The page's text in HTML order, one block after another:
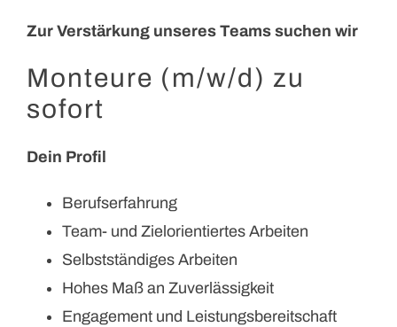
Zur Verstärkung unseres Teams suchen wir
Monteure (m/w/d) zu
sofort
Dein Profil
Berufserfahrung
Team- und Zielorientiertes Arbeiten
Selbstständiges Arbeiten
Hohes Maß an Zuverlässigkeit
Engagement und Leistungsbereitschaft